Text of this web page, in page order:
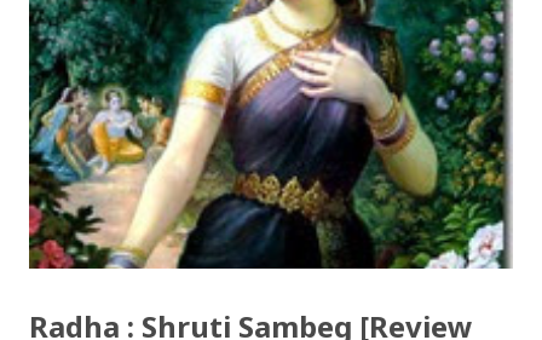
भैलो)- सुरसुधा नोट: यी अपलोड गरिएका गितसंगितहरु व्यावसायिक
प्रायोजनको लागि प्रयोग नगर्न आग्रह गर्दछौँ । इन्टरनेटमा भेटिएका
गितहरुलाई हामीले यहाँ एकै ठाउँमा सजिलोको लागि राखिदिएको मात्र
हौँ । तपाई यदि यी गित संगितको सर्जक हुनुहुन्छ र गित संगित यहाँबाट
हटाउनुपर्ने भए जानकारी गराउनुहोला । फेरी एकपटक शुभ दिपावलीको
हार्दिक मंगलमय शुभकामना व्यक्त गर्दछौँ ।
Radha : Shruti Sambeg [Review